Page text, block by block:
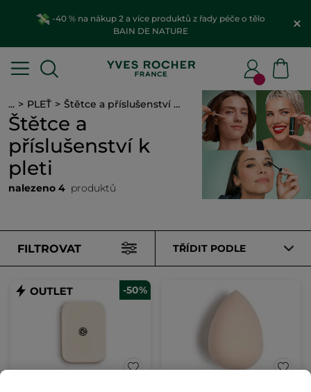
-40 % na nákup 2 a více produktů z řady péče o tělo
BAIN DE NATURE
... PLEŤ Štětce a příslušenství k pleti
Štětce a
příslušenství k
pleti
nalezeno 4 produktů
FILTROVAT TŘÍDIT PODLE
-50%